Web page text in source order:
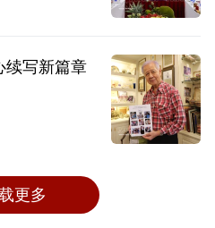
续写新篇章
更多